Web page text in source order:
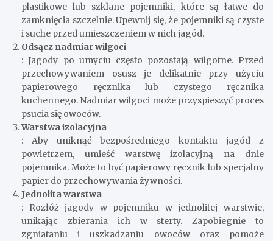
plastikowe lub szklane pojemniki, które są łatwe do
zamknięcia szczelnie. Upewnij się, że pojemniki są czyste
i suche przed umieszczeniem w nich jagód.
Odsącz nadmiar wilgoci
: Jagody po umyciu często pozostają wilgotne. Przed
przechowywaniem osusz je delikatnie przy użyciu
papierowego ręcznika lub czystego ręcznika
kuchennego. Nadmiar wilgoci może przyspieszyć proces
psucia się owoców.
Warstwa izolacyjna
: Aby uniknąć bezpośredniego kontaktu jagód z
powietrzem, umieść warstwę izolacyjną na dnie
pojemnika. Może to być papierowy ręcznik lub specjalny
papier do przechowywania żywności.
Jednolita warstwa
: Rozłóż jagody w pojemniku w jednolitej warstwie,
unikając zbierania ich w sterty. Zapobiegnie to
zgniataniu i uszkadzaniu owoców oraz pomoże